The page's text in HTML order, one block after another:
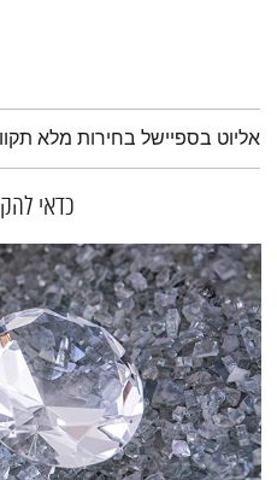
תמצית הפודקאסט
אליוט בספיישל בחירות מלא
כדאי